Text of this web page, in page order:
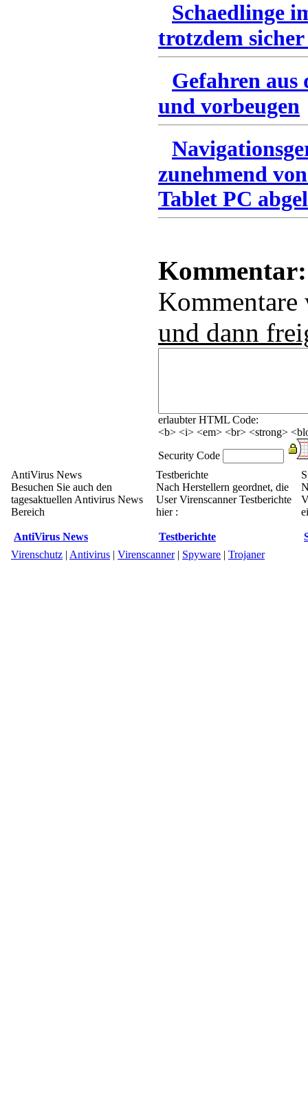
Schaedlinge
trotzdem
Gefahren
und vorbeugen
zunehmend
Tablet PC
Kommentar:
und dann
erlaubter HTML Code:
<b> <i> <em> <br> <strong>
Security Code
AntiVirus News
Besuchen Sie auch den
tagesaktuellen Antivirus News
Bereich
AntiVirus News
Testberichte
Nach Herstellern geordnet, die
User Virenscanner Testberichte
hier :
Testberichte
Virenschutz | Antivirus | Virenscanner| Spyware | Trojaner